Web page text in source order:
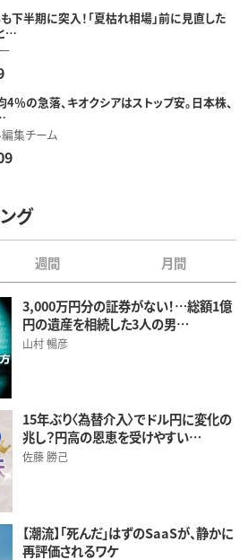
下半期に突入！「夏枯れ相場」前に見直した
…
4％の急落、キオクシアはストップ安。日本株、
編集チーム
グ
週間 月間
3,000万円分の証券がない！…総額1億
円の遺産を相続した3人の男…
山村 暢彦
15年ぶり〈為替介入〉でドル円に変化の
兆し？円高の恩恵を受けやすい…
佐藤 勝己
【潮流】「死んだ」はずのSaaSが、静かに
再評価されるワケ